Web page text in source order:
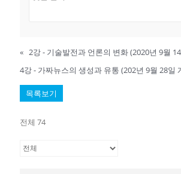
« 2강 - 기술발전과 언론의 변화 (2020년 9월
4강 - 가짜뉴스의 생성과 유통 (202년 9월 28일
목록보기
전체 74